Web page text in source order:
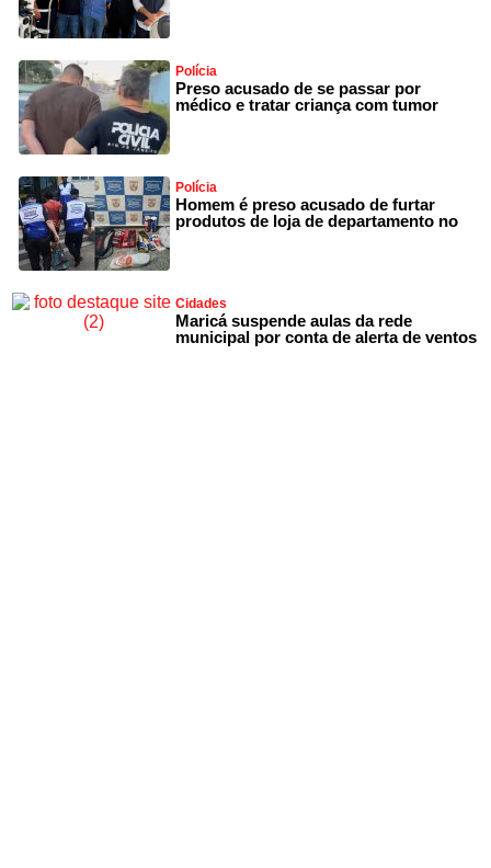
Polícia
Preso acusado de se passar por
médico e tratar criança com tumor
Polícia
Homem é preso acusado de furtar
produtos de loja de departamento no
Cidades
Maricá suspende aulas da rede
municipal por conta de alerta de ventos